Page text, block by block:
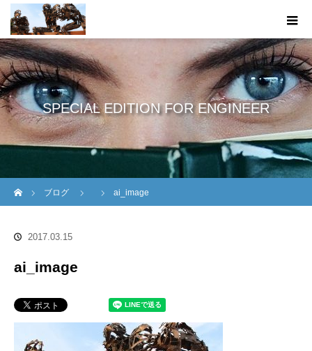
SPECIAL EDITION FOR ENGINEER
ブログ
ai_image
2017.03.15
ai_image